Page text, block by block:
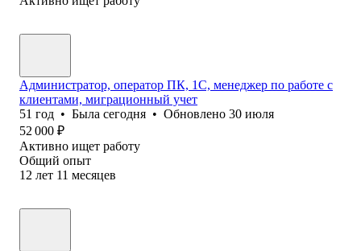
Администратор, оператор ПК, 1С, менеджер по работе с
клиентами, миграционный учет
51 год • Была сегодня • Обновлено 30 июля
52 000 ₽
Активно ищет работу
Общий опыт
12 лет 11 месяцев